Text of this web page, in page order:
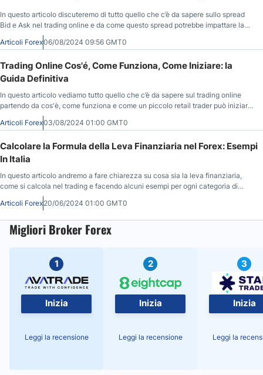
In questo articolo discuteremo di tutto quello che c’è da sapere sullo spread
Bid e Ask nel trading online e da come questo spread potrebbe impattare la
vostra strategia di trading.
Articoli Forex06/08/2024 09:56 GMT0
Trading Online Cos'é, Come Funziona, Come Iniziare: la
Guida Definitiva
In questo articolo vediamo tutto quello che c’è da sapere sul trading online
partendo da cos'è, come funziona e come un piccolo retail trader può iniziare
la propria carriera nei mercati finanziari.
Articoli Forex03/08/2024 01:00 GMT0
Calcolare la Formula della Leva Finanziaria nel Forex: Esempi
In Italia
In questo articolo andremo a fare chiarezza su cosa sia la leva finanziaria,
come si calcola nel trading e facendo alcuni esempi per ogni categoria di
Articoli Forex20/06/2024 01:00 GMT0
Migliori Broker Forex
1
Inizia
Leggi la recensione
2
Inizia
Leggi la recensione
3
Inizia
Leggi la